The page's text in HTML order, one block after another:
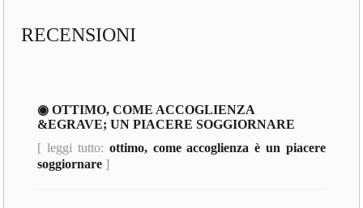
RECENSIONI
◉ OTTIMO, COME ACCOGLIENZA
&EGRAVE; UN PIACERE SOGGIORNARE
[ leggi tutto: ottimo, come accoglienza è un piacere
soggiornare ]